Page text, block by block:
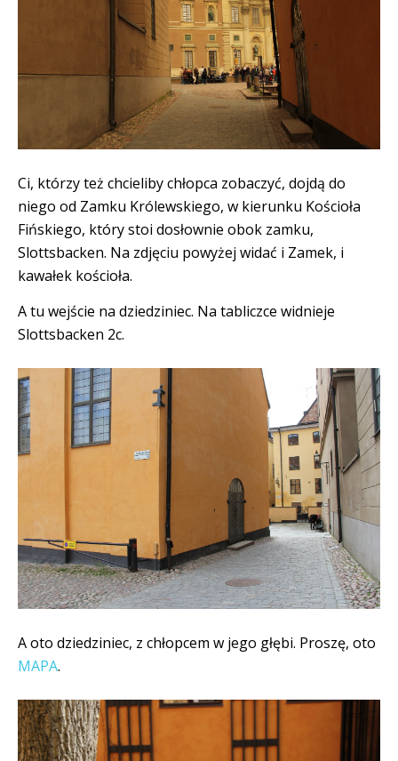
Ci, którzy też chcieliby chłopca zobaczyć, dojdą do
niego od Zamku Królewskiego, w kierunku Kościoła
Fińskiego, który stoi dosłownie obok zamku,
Slottsbacken. Na zdjęciu powyżej widać i Zamek, i
kawałek kościoła.
A tu wejście na dziedziniec. Na tabliczce widnieje
Slottsbacken 2c.
A oto dziedziniec, z chłopcem w jego głębi. Proszę, oto
MAPA.